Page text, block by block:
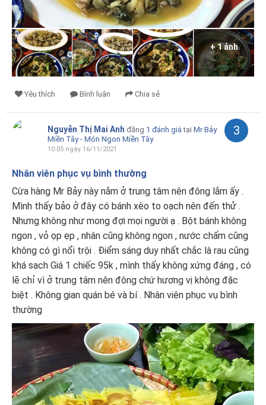
+ 1 ảnh
Yêu thích Bình luận Chia sẻ
Nguyễn Thị Mai Anh đăng 1 đánh giá tại Mr Bảy
Miền Tây - Món Ngon Miền Tây
10:05 ngày 16/11/2021
3
Nhân viên phục vụ bình thường
Cừa hàng Mr Bảy này nằm ở trung tâm nên đông lắm ấy .
Mình thấy bảo ở đây có bánh xèo to oạch nên đến thử .
Nhưng không như mong đợi mọi người ạ . Bột bánh không
ngon , vỏ ọp ẹp , nhân cũng không ngon , nước chấm cũng
không có gì nổi trội . Điểm sáng duy nhất chắc là rau cũng
khá sạch Giá 1 chiếc 95k , mình thấy không xứng đáng , có
lẽ chỉ vì ở trung tâm nên đông chứ hương vị không đặc
biệt . Không gian quán bé và bí . Nhân viên phục vụ bình
thường